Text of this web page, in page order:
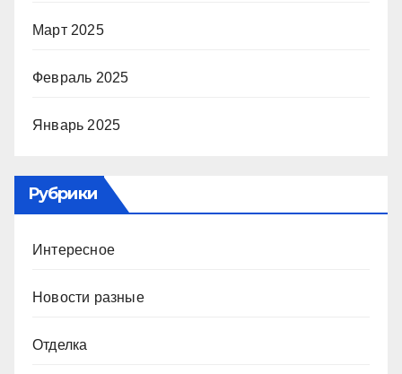
Март 2025
Февраль 2025
Январь 2025
Рубрики
Интересное
Новости разные
Отделка